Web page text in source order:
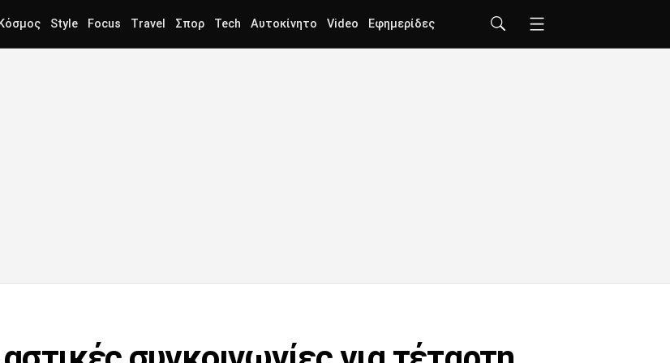
Κόσμος Style Focus Travel Σπορ Tech Αυτοκίνητο Video Εφημερίδες